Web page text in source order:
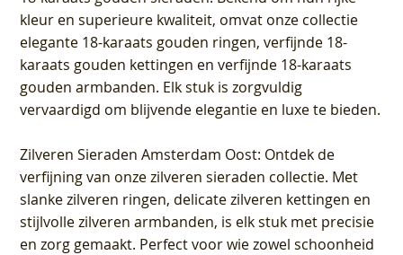
kleur en superieure kwaliteit, omvat onze collectie
elegante 18-karaats gouden ringen, verfijnde 18-
karaats gouden kettingen en verfijnde 18-karaats
gouden armbanden. Elk stuk is zorgvuldig
vervaardigd om blijvende elegantie en luxe te bieden.
Zilveren Sieraden Amsterdam Oost: Ontdek de
verfijning van onze zilveren sieraden collectie. Met
slanke zilveren ringen, delicate zilveren kettingen en
stijlvolle zilveren armbanden, is elk stuk met precisie
en zorg gemaakt. Perfect voor wie zowel schoonheid